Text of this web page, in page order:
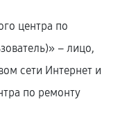
центра по
– лицо,
сети Интернет и
по ремонту